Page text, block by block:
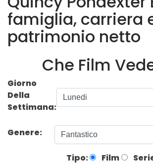
famiglia, carriera
patrimonio netto
Che Film
Giorno
Della
Settimana:
Genere:
Tipo: Film